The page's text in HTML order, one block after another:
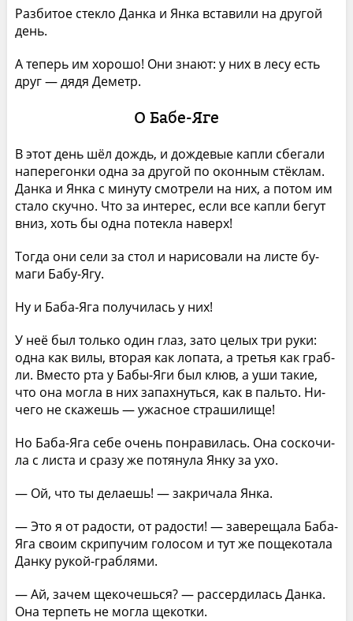
Разбитое стекло Данка и Янка вставили на другой
день.
А теперь им хорошо! Они знают: у них в лесу есть
друг — дядя Деметр.
О Бабе-Яге
В этот день шёл дождь, и дождевые капли сбегали
наперегонки одна за другой по оконным стёклам.
Данка и Янка с минуту смотрели на них, а потом им
ста­ло скучно. Что за интерес, если все капли бегут
вниз, хоть бы одна потекла наверх!
Тогда они сели за стол и нарисовали на листе бу­
маги Бабу-Ягу.
Ну и Баба-Яга получилась у них!
У неё был только один глаз, зато целых три руки:
одна как вилы, вторая как лопата, а третья как граб­
ли. Вместо рта у Бабы-Яги был клюв, а уши такие,
что она могла в них запахнуться, как в пальто. Ни­
чего не скажешь — ужасное страшилище!
Но Баба-Яга себе очень понравилась. Она соскочи­
ла с листа и сразу же потянула Янку за ухо.
— Ой, что ты делаешь! — закричала Янка.
— Это я от радости, от радости! — заверещала Ба­ба-
Яга своим скрипучим голосом и тут же пощекотала
Данку рукой-граблями.
— Ай, зачем щекочешься? — рассердилась Данка.
Она терпеть не могла щекотки.